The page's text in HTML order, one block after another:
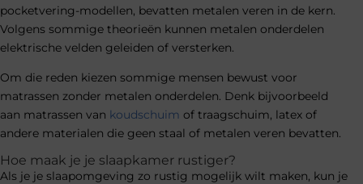
pocketvering-modellen, bevatten metalen veren in de kern.
Volgens sommige theorieën kunnen metalen onderdelen
elektrische velden geleiden of versterken.
Om die reden kiezen sommige mensen bewust voor
matrassen zonder metalen onderdelen. Denk bijvoorbeeld
aan matrassen van koudschuim of traagschuim, latex of
andere materialen die geen staal of metalen veren bevatten.
Hoe maak je je slaapkamer rustiger?
Als je je slaapomgeving zo rustig mogelijk wilt maken, kun je